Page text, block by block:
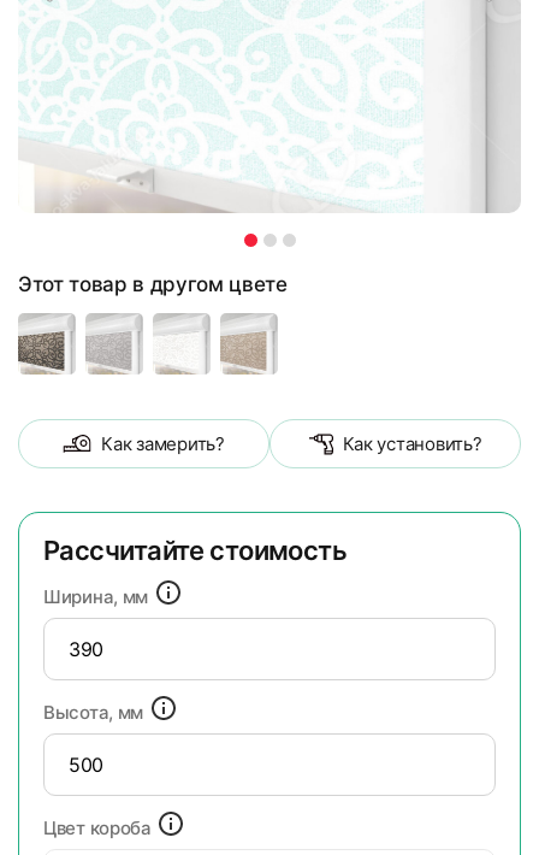
Этот товар в другом цвете
Как замерить? Как установить?
Рассчитайте стоимость
Ширина, мм
Высота, мм
Цвет короба